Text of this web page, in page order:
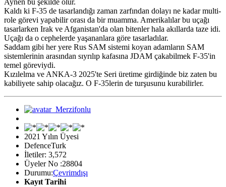
Kaldı ki F-35 de tasarlandığı zaman zarfından dolayı ne kadar multi-
role görevi yapabilir orası da bir muamma. Amerikalılar bu uçağı
tasarlarken Irak ve Afganistan'da olan bitenler hala akıllarda taze idi.
Uçağı da o cephelerde yaşananlara göre tasarladılar.
Saddam gibi her yere Rus SAM sistemi koyan adamların SAM
sistemlerinin arasından sıyrılıp kafasına JDAM çakabilmek F-35'in
temel göreviydi.
Kızılelma ve ANKA-3 2025'te Seri üretime girdiğinde biz zaten bu
kabiliyete sahip olacağız. O F-35lerin de turşusunu kurabilirler.
2021 Yılın Üyesi
DefenceTurk
İletiler: 3,572
Üyeler No :28804
Durumu:Çevrimdışı
Kayıt Tarihi